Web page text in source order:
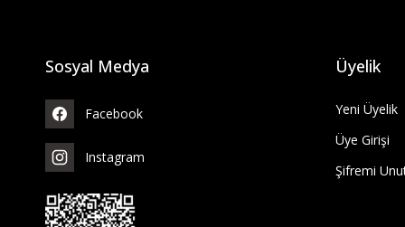
Sosyal Medya
Facebook
Instagram
Üyelik
Yeni Üyelik
Üye Girişi
Şifremi